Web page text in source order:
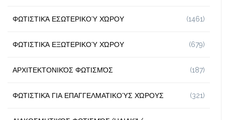
ΦΩΤΙΣΤΙΚΆ ΕΣΩΤΕΡΙΚΟΎ ΧΏΡΟΥ (1461)
ΦΩΤΙΣΤΙΚΆ ΕΞΩΤΕΡΙΚΟΎ ΧΏΡΟΥ (679)
ΑΡΧΙΤΕΚΤΟΝΙΚΌΣ ΦΩΤΙΣΜΌΣ (187)
ΦΩΤΙΣΤΙΚΆ ΓΙΑ ΕΠΑΓΓΕΛΜΑΤΙΚΟΎΣ ΧΏΡΟΥΣ (321)